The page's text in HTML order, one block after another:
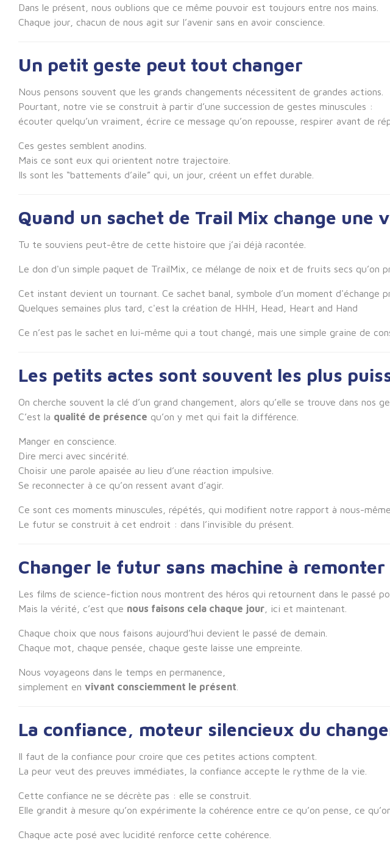
Dans le présent, nous oublions que ce même pouvoir est toujours entre nos mains.
Chaque jour, chacun de nous agit sur l’avenir sans en avoir conscience.
Un petit geste peut tout changer
Nous pensons souvent que les grands changements nécessitent de grandes actions.
Pourtant, notre vie se construit à partir d’une succession de gestes minuscules :
écouter quelqu’un vraiment, écrire ce message qu’on repousse, respirer avant de
Ces gestes semblent anodins.
Mais ce sont eux qui orientent notre trajectoire.
Ils sont les “battements d’aile” qui, un jour, créent un effet durable.
Quand un sachet de Trail Mix change une
Tu te souviens peut-être de cette histoire que j’ai déjà racontée.
Le don d'un simple paquet de TrailMix, ce mélange de noix et de fruits secs qu’on
Cet instant devient un tournant. Ce sachet banal, symbole d’un moment
Quelques semaines plus tard, c'est la création de HHH, Head, Heart and Hand
Ce n’est pas le sachet en lui-même qui a tout changé, mais une simple graine de
Les petits actes sont souvent les plus
On cherche souvent la clé d’un grand changement, alors qu’elle se trouve dans nos
C’est la qualité de présence qu’on y met qui fait la différence.
Manger en conscience.
Dire merci avec sincérité.
Choisir une parole apaisée au lieu d’une réaction impulsive.
Se reconnecter à ce qu’on ressent avant d’agir.
Ce sont ces moments minuscules, répétés, qui modifient notre rapport à nous-
Le futur se construit à cet endroit : dans l’invisible du présent.
Changer le futur sans machine à
Les films de science-fiction nous montrent des héros qui retournent dans le passé
Mais la vérité, c’est que nous faisons cela chaque jour , ici et maintenant.
Chaque choix que nous faisons aujourd’hui devient le passé de demain.
Chaque mot, chaque pensée, chaque geste laisse une empreinte.
Nous voyageons dans le temps en permanence,
simplement en vivant consciemment le présent
La confiance, moteur silencieux du
Il faut de la confiance pour croire que ces petites actions comptent.
La peur veut des preuves immédiates, la confiance accepte le rythme de la vie.
Cette confiance ne se décrète pas : elle se construit.
Elle grandit à mesure qu’on expérimente la cohérence entre ce qu’on pense, ce
Chaque acte posé avec lucidité renforce cette cohérence.